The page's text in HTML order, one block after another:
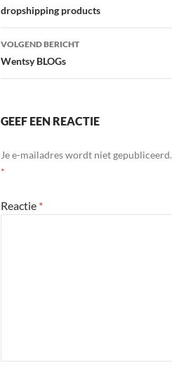
navigatie
dropshipping products
VOLGEND BERICHT
Wentsy BLOGs
GEEF EEN REACTIE
Je e-mailadres wordt niet gepubliceerd.
*
Reactie *